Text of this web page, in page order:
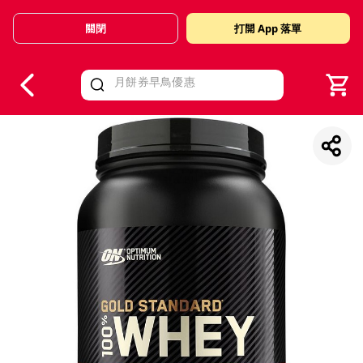
Valid Until 30 June 2026
關閉 打開 App 落單